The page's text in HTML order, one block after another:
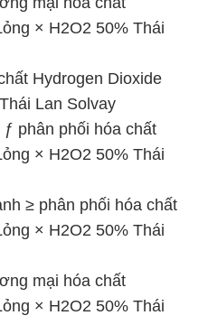
CÔNG TY HÓA CHẤT
–
– 0906.387.866 –